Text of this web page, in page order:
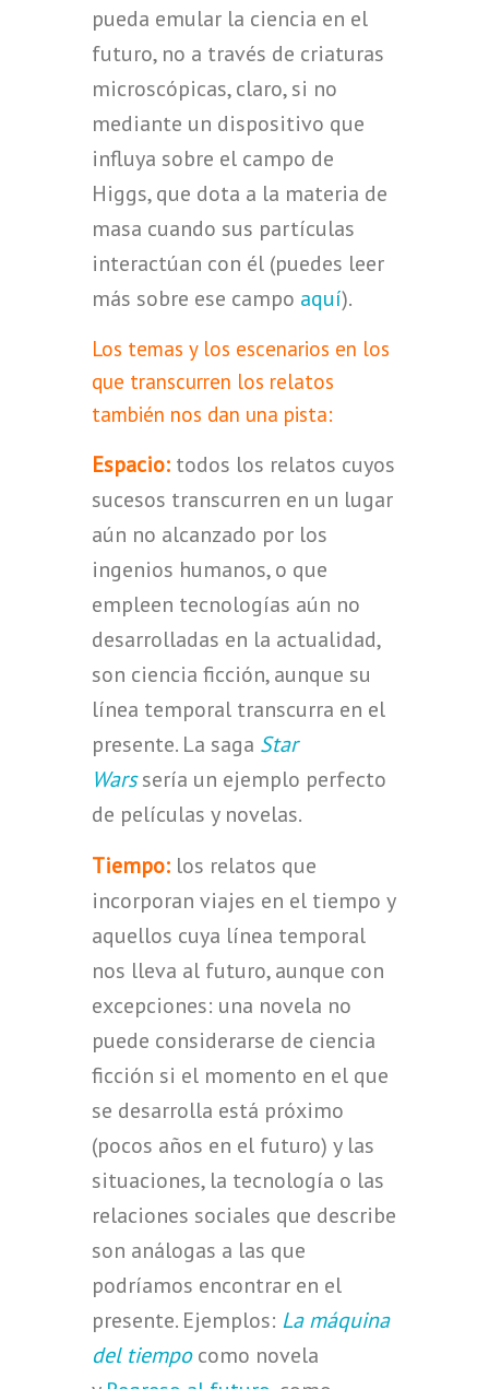
pueda emular la ciencia en el
futuro, no a través de criaturas
microscópicas, claro, si no
mediante un dispositivo que
influya sobre el campo de
Higgs, que dota a la materia de
masa cuando sus partículas
interactúan con él (puedes leer
más sobre ese campo aquí).
Los temas y los escenarios en los
que transcurren los relatos
también nos dan una pista:
Espacio: todos los relatos cuyos
sucesos transcurren en un lugar
aún no alcanzado por los
ingenios humanos, o que
empleen tecnologías aún no
desarrolladas en la actualidad,
son ciencia ficción, aunque su
línea temporal transcurra en el
presente. La saga Star
Warssería un ejemplo perfecto
de películas y novelas.
Tiempo: los relatos que
incorporan viajes en el tiempo y
aquellos cuya línea temporal
nos lleva al futuro, aunque con
excepciones: una novela no
puede considerarse de ciencia
ficción si el momento en el que
se desarrolla está próximo
(pocos años en el futuro) y las
situaciones, la tecnología o las
relaciones sociales que describe
son análogas a las que
podríamos encontrar en el
presente. Ejemplos: La máquina
del tiempocomo novela